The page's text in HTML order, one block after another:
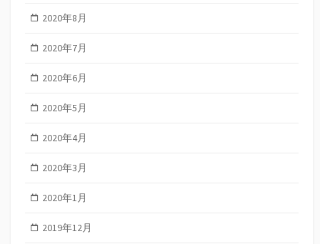
2020年8月
2020年7月
2020年6月
2020年5月
2020年4月
2020年3月
2020年1月
2019年12月